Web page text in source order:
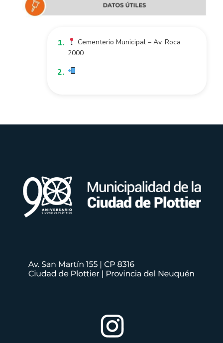
Cementerio Municipal – Av. Roca
2000.